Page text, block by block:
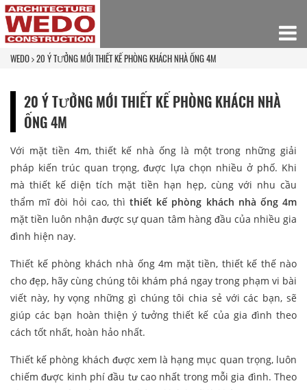
WEDO 20 Ý TƯỞNG MỚI THIẾT KẾ PHÒNG KHÁCH NHÀ ỐNG 4M
20 Ý TƯỞNG MỚI THIẾT KẾ PHÒNG KHÁCH NHÀ
ỐNG 4M
Với mặt tiền 4m, thiết kế nhà ống là một trong những giải
pháp kiến trúc quan trọng, được lựa chọn nhiều ở phố. Khi
mà thiết kế diện tích mặt tiền hạn hẹp, cùng với nhu cầu
thẩm mĩ đòi hỏi cao, thì thiết kế phòng khách nhà ống 4m
mặt tiền luôn nhận được sự quan tâm hàng đầu của nhiều gia
đình hiện nay.
Thiết kế phòng khách nhà ống 4m mặt tiền, thiết kế thế nào
cho đẹp, hãy cùng chúng tôi khám phá ngay trong phạm vi bài
viết này, hy vọng những gì chúng tôi chia sẻ với các bạn, sẽ
giúp các bạn hoàn thiện ý tưởng thiết kế của gia đình theo
cách tốt nhất, hoàn hảo nhất.
Thiết kế phòng khách được xem là hạng mục quan trọng, luôn
chiếm được kinh phí đầu tư cao nhất trong mỗi gia đình. Theo